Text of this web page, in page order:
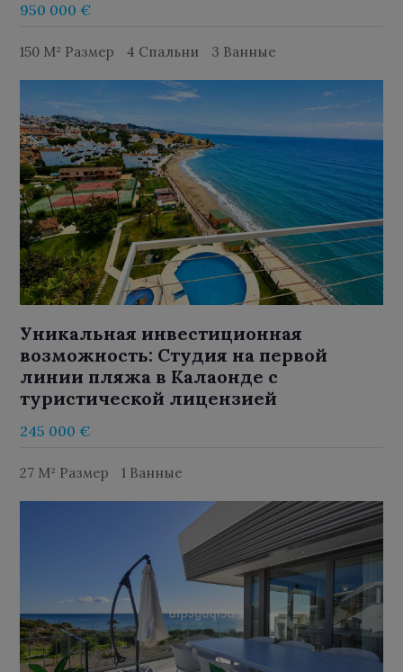
950 000 €
150 M² Размер 4 Спальни 3 Ванные
Уникальная инвестиционная
возможность: Студия на первой
линии пляжа в Калаонде с
туристической лицензией
245 000 €
27 M² Размер 1 Ванные